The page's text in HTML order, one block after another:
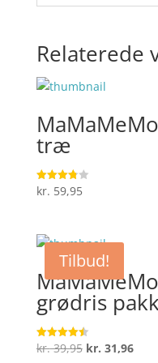
Relaterede
træ
Vurderet
3.8
kr. 59,95
Tilbud!
grødris
Vurderet
4.5
kr.39,95 Den
kr. 31,96Den